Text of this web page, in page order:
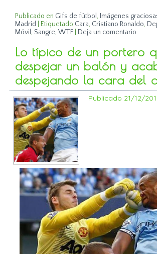
Publicado en Gifs de fútbol , Imágenes
Madrid
Etiquetado Cara, Cristiano Ronaldo,
Móvil , Sangre,WTF Deja un comentario
Lo típico de un portero
despejar un balón y
despejando la cara del
Publicado 21/12/